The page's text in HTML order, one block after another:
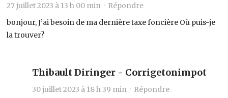
27 juillet 2023 à 13 h 00 min · Répondre
bonjour, J’ai besoin de ma dernière taxe foncière Où puis-je
la trouver?
Thibault Diringer - Corrigetonimpot
30 juillet 2023 à 18 h 39 min · Répondre